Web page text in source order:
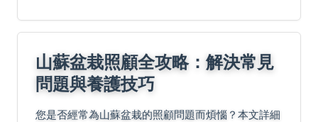
山蘇盆栽照顧全攻略：解決常見
問題與養護技巧
您是否經常為山蘇盆栽的照顧問題而煩惱？本文詳細